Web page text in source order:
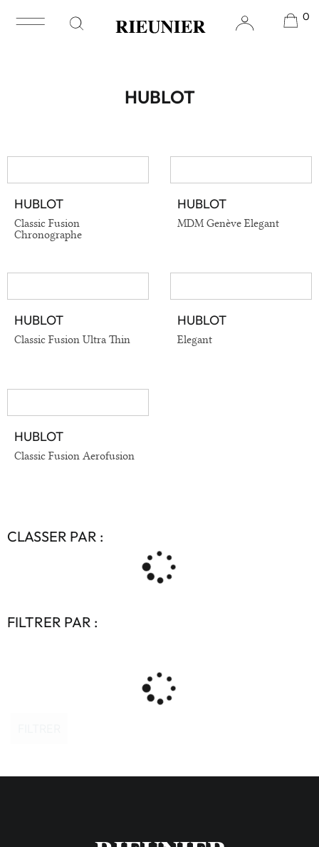
0
/ Hublot
HUBLOT
CLASSER PAR :
FILTRER PAR :
VOIR EN DÉTAIL
HUBLOT
Classic Fusion
Chronographe
VOIR EN DÉTAIL
HUBLOT
MDM Genève Elegant
VOIR EN DÉTAIL
HUBLOT
Classic Fusion Ultra Thin
VOIR EN DÉTAIL
HUBLOT
Elegant
VOIR EN DÉTAIL
HUBLOT
Classic Fusion Aerofusion